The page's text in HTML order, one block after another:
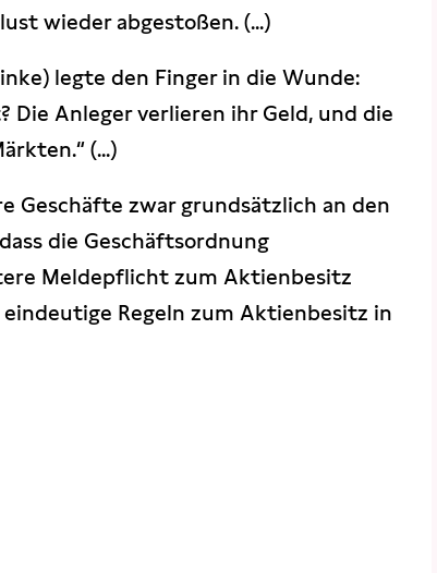
wieder abgestoßen. (...)
legte den Finger in die Wunde:
Die Anleger verlieren ihr Geld, und die
(...)
Geschäfte zwar grundsätzlich an den
die Geschäftsordnung
Meldepflicht zum Aktienbesitz
Regeln zum Aktienbesitz in